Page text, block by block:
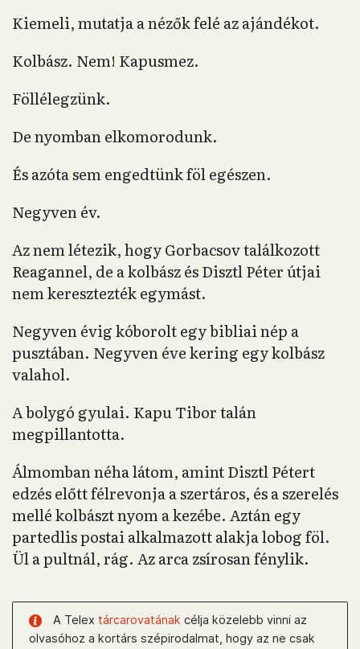
Kiemeli, mutatja a nézők felé az ajándékot.
Kolbász. Nem! Kapusmez.
Föllélegzünk.
De nyomban elkomorodunk.
És azóta sem engedtünk föl egészen.
Negyven év.
Az nem létezik, hogy Gorbacsov találkozott
Reagannel, de a kolbász és Disztl Péter útjai
nem keresztezték egymást.
Negyven évig kóborolt egy bibliai nép a
pusztában. Negyven éve kering egy kolbász
valahol.
A bolygó gyulai. Kapu Tibor talán
megpillantotta.
Álmomban néha látom, amint Disztl Pétert
edzés előtt félrevonja a szertáros, és a szerelés
mellé kolbászt nyom a kezébe. Aztán egy
partedlis postai alkalmazott alakja lobog föl.
Ül a pultnál, rág. Az arca zsírosan fénylik.
A Telex tárcarovatának célja közelebb vinni az
olvasóhoz a kortárs szépirodalmat, hogy az ne csak